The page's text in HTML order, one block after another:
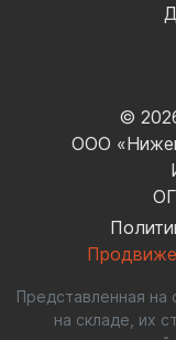
©
ООО
Представленная на
на складе, их